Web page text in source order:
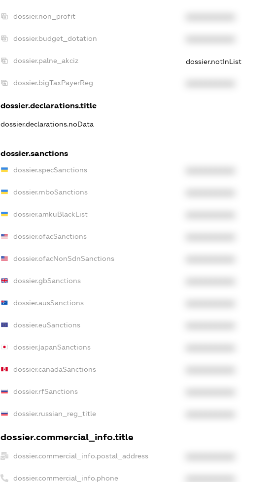
dossier.non_profit
dossier.budget_dotation
dossier.palne_akciz dossier.notInList
dossier.bigTaxPayerReg
dossier.declarations.title
dossier.declarations.noData
dossier.sanctions
dossier.specSanctions
dossier.rnboSanctions
dossier.amkuBlackList
dossier.ofacSanctions
dossier.ofacNonSdnSanctions
dossier.gbSanctions
dossier.ausSanctions
dossier.euSanctions
dossier.japanSanctions
dossier.canadaSanctions
dossier.rfSanctions
dossier.russian_reg_title
dossier.commercial_info.title
dossier.commercial_info.postal_address
dossier.commercial_info.phone